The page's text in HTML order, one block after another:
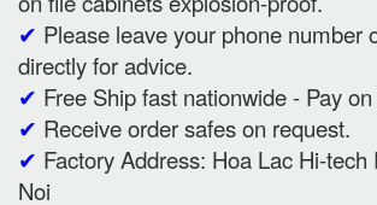
✔ Please leave your phone number
directly for advice.
✔ Free Ship fast nationwide - Pay
✔ Receive order safes on request.
✔ Factory Address: Hoa Lac Hi-tech
Noi